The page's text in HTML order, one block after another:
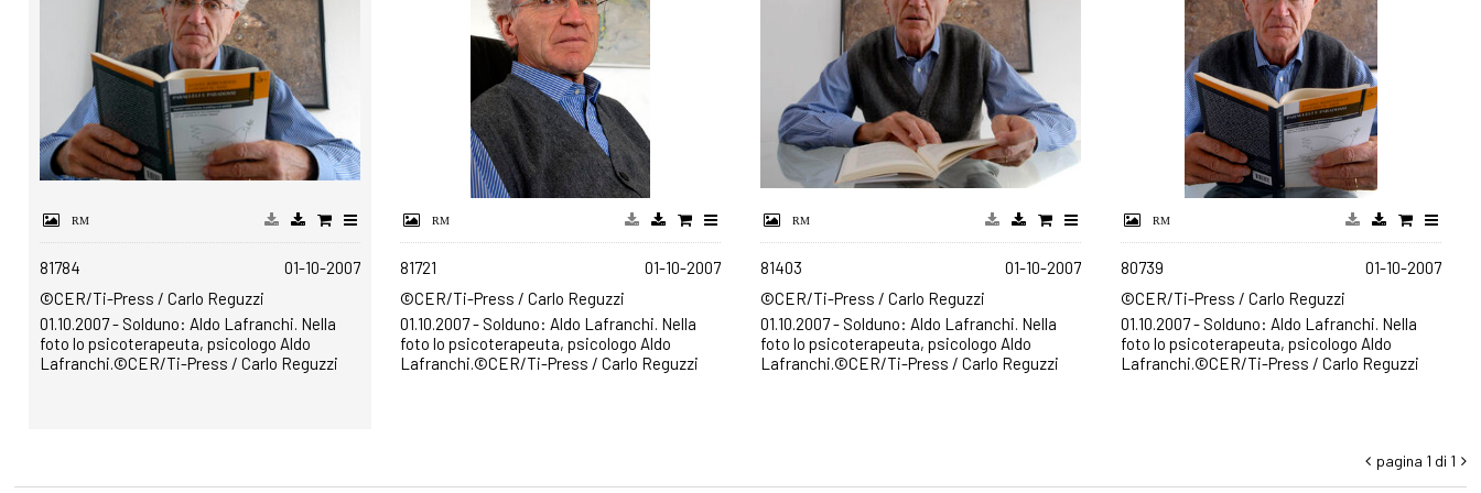
81784
01-10-2007
©CER/Ti-Press / Carlo Reguzzi
01.10.2007 - Solduno: Aldo Lafranchi. Nella
foto lo psicoterapeuta, psicologo Aldo
Lafranchi.©CER/Ti-Press / Carlo Reguzzi
81721
01-10-2007
©CER/Ti-Press / Carlo Reguzzi
01.10.2007 - Solduno: Aldo Lafranchi. Nella
foto lo psicoterapeuta, psicologo Aldo
Lafranchi.©CER/Ti-Press / Carlo Reguzzi
81403
01-10-2007
©CER/Ti-Press / Carlo Reguzzi
01.10.2007 - Solduno: Aldo Lafranchi. Nella
foto lo psicoterapeuta, psicologo Aldo
Lafranchi.©CER/Ti-Press / Carlo Reguzzi
80739
01-10-2007
©CER/Ti-Press / Carlo Reguzzi
01.10.2007 - Solduno: Aldo Lafranchi. Nella
foto lo psicoterapeuta, psicologo Aldo
Lafranchi.©CER/Ti-Press / Carlo Reguzzi
 pagina 1 di 1 